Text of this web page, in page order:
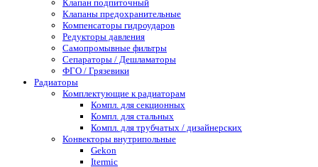
Клапан подпиточный
Клапаны предохранительные
Компенсаторы гидроударов
Редукторы давления
Самопромывные фильтры
Сепараторы / Дешламаторы
ФГО / Грязевики
Радиаторы
Комплектующие к радиаторам
Компл. для секционных
Компл. для стальных
Компл. для трубчатых / дизайнерских
Конвекторы внутрипольные
Gekon
Itermic